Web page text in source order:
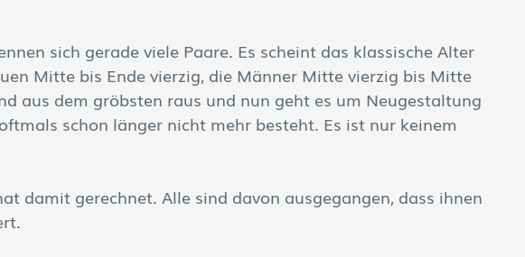
sich gerade viele Paare. Es scheint das klassische Alter
Mitte bis Ende vierzig, die Männer Mitte vierzig bis Mitte
aus dem gröbsten raus und nun geht es um Neugestaltung
schon länger nicht mehr besteht. Es ist nur keinem
damit gerechnet. Alle sind davon ausgegangen, dass ihnen